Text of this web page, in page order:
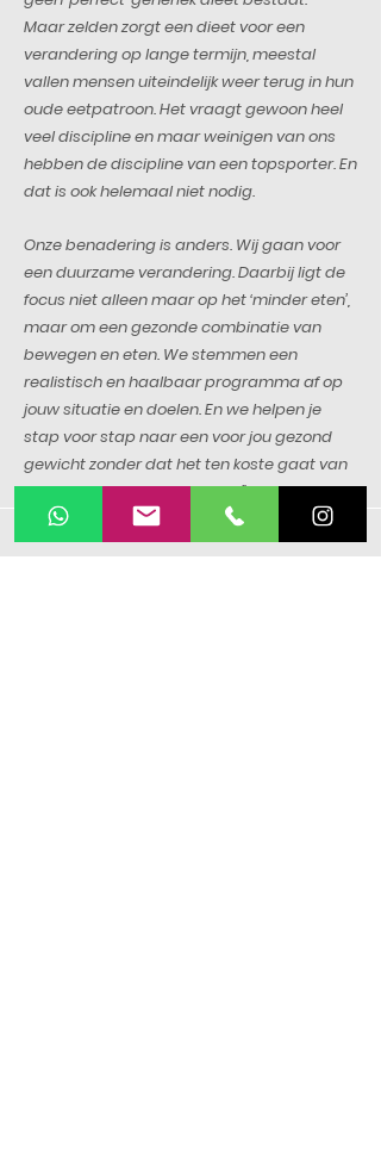
Maar zelden zorgt een dieet voor een
verandering op lange termijn, meestal
vallen mensen uiteindelijk weer terug in hun
oude eetpatroon. Het vraagt gewoon heel
veel discipline en maar weinigen van ons
hebben de discipline van een topsporter. En
dat is ook helemaal niet nodig.
Onze benadering is anders. Wij gaan voor
een duurzame verandering. Daarbij ligt de
focus niet alleen maar op het ‘minder eten’,
maar om een gezonde combinatie van
bewegen en eten. We stemmen een
realistisch en haalbaar programma af op
jouw situatie en doelen. En we helpen je
stap voor stap naar een voor jou gezond
gewicht zonder dat het ten koste gaat van
je levensplezier. Integendeel!”